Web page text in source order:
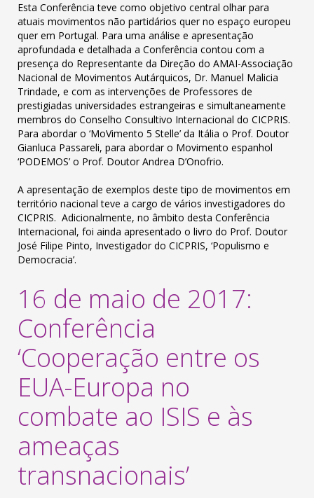
Esta Conferência teve como objetivo central olhar para
atuais movimentos não partidários quer no espaço europeu
quer em Portugal. Para uma análise e apresentação
aprofundada e detalhada a Conferência contou com a
presença do Representante da Direção do AMAI-Associação
Nacional de Movimentos Autárquicos, Dr. Manuel Malicia
Trindade, e com as intervenções de Professores de
prestigiadas universidades estrangeiras e simultaneamente
membros do Conselho Consultivo Internacional do CICPRIS.
Para abordar o ‘MoVimento 5 Stelle’ da Itália o Prof. Doutor
Gianluca Passareli, para abordar o Movimento espanhol
‘PODEMOS’ o Prof. Doutor Andrea D’Onofrio.
A apresentação de exemplos deste tipo de movimentos em
território nacional teve a cargo de vários investigadores do
CICPRIS. Adicionalmente, no âmbito desta Conferência
Internacional, foi ainda apresentado o livro do Prof. Doutor
José Filipe Pinto, Investigador do CICPRIS, ‘Populismo e
Democracia’.
16 de maio de 2017:
Conferência
‘Cooperação entre os
EUA-Europa no
combate ao ISIS e às
ameaças
transnacionais’